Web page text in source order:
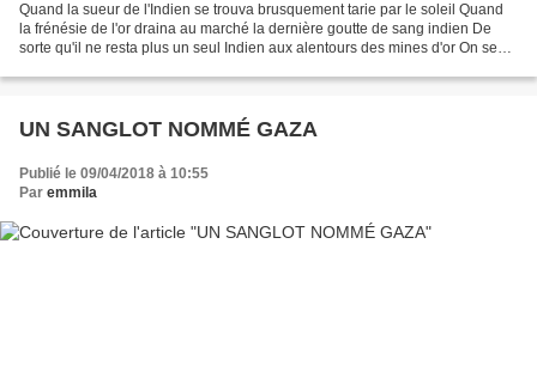
Quand la sueur de l'Indien se trouva brusquement tarie par le soleil Quand
la frénésie de l'or draina au marché la dernière goutte de sang indien De
sorte qu'il ne resta plus un seul Indien aux alentours des mines d'or On se
UN SANGLOT NOMMÉ GAZA
Publié le 09/04/2018 à 10:55
Par emmila